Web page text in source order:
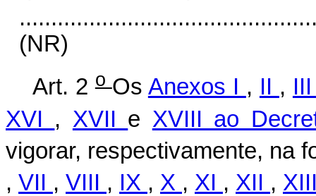
(NR)
Art. 2o Os Anexos I , II ,
XVI , XVII e XVIII ao
vigorar, respectivamente, na
, VII , VIII , IX , X , XI , XII ,